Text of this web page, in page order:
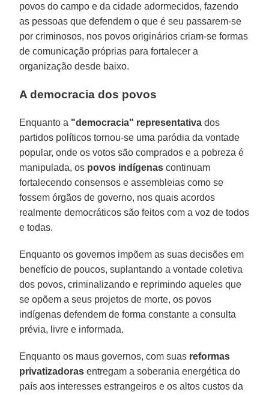
povos do campo e da cidade adormecidos, fazendo
as pessoas que defendem o que é seu passarem-se
por criminosos, nos povos originários criam-se formas
de comunicação próprias para fortalecer a
organização desde baixo.
A democracia dos povos
Enquanto a "democracia" representativa dos
partidos políticos tornou-se uma paródia da vontade
popular, onde os votos são comprados e a pobreza é
manipulada, os povos indígenas continuam
fortalecendo consensos e assembleias como se
fossem órgãos de governo, nos quais acordos
realmente democráticos são feitos com a voz de todos
e todas.
Enquanto os governos impõem as suas decisões em
benefício de poucos, suplantando a vontade coletiva
dos povos, criminalizando e reprimindo aqueles que
se opõem a seus projetos de morte, os povos
indígenas defendem de forma constante a consulta
prévia, livre e informada.
Enquanto os maus governos, com suas reformas
privatizadoras entregam a soberania energética do
país aos interesses estrangeiros e os altos custos da